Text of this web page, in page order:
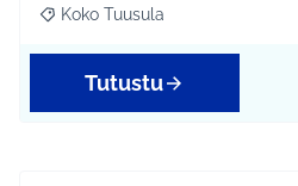
Rajaa tulokset aihepiirin mukaan:
Koko Tuusula
Tutustu